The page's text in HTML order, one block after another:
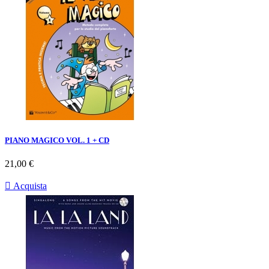
PIANO MAGICO VOL. 1 + CD
Prezzo
21,00 €
 Acquista